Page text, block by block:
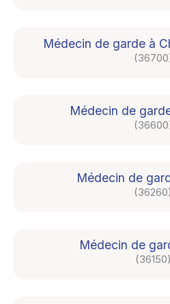
Médecin de garde à
Médecin de
Médecin de
(36260)
Médecin de
(36150)